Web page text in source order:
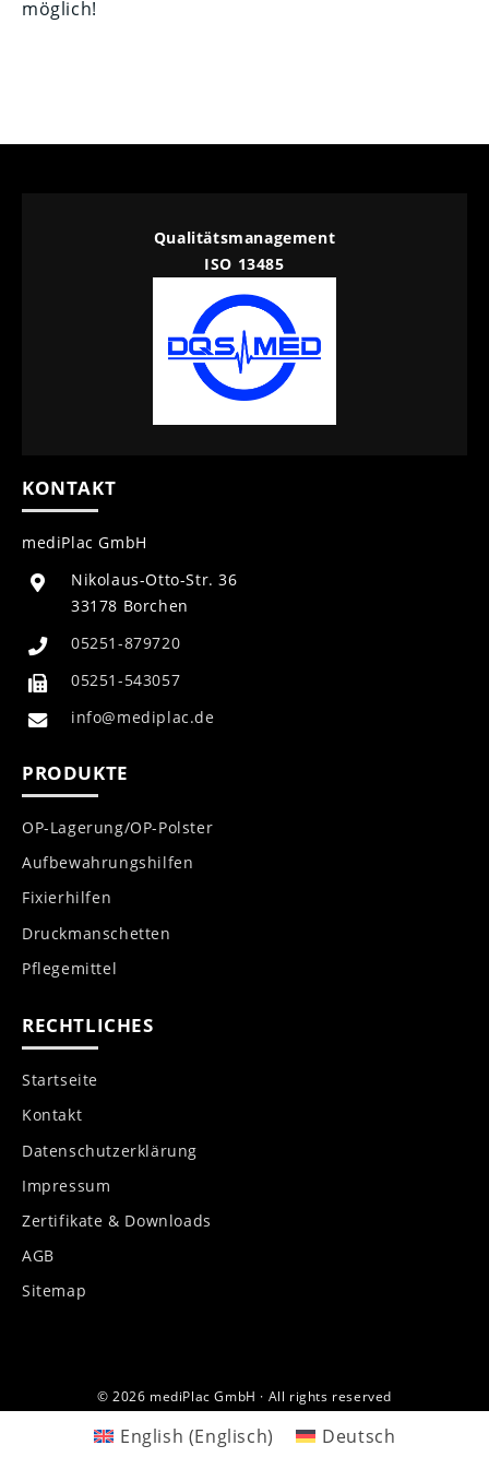
möglich!
Qualitätsmanagement
ISO 13485
KONTAKT
mediPlac GmbH
Nikolaus-Otto-Str. 36
33178 Borchen
05251-879720
05251-543057
info@mediplac.de
PRODUKTE
OP-Lagerung/OP-Polster
Aufbewahrungshilfen
Fixierhilfen
Druckmanschetten
Pflegemittel
RECHTLICHES
Startseite
Kontakt
Datenschutzerklärung
Impressum
Zertifikate & Downloads
AGB
Sitemap
© 2026 mediPlac GmbH · All rights reserved
English (Englisch) Deutsch